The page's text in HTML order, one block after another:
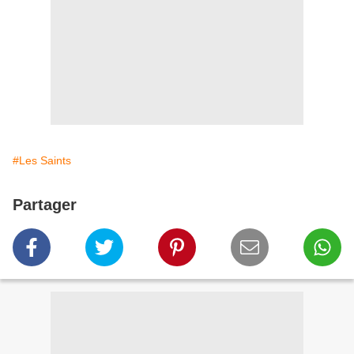
#Les Saints
Partager